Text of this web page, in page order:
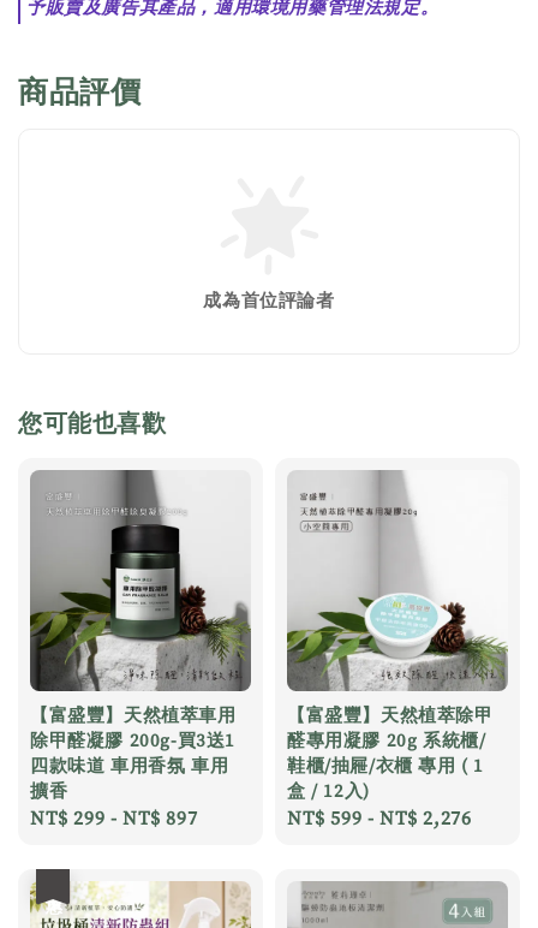
予販賣及廣告其產品，適用環境用藥管理法規定。
商品評價
成為首位評論者
您可能也喜歡
【富盛豐】天然植萃車用
除甲醛凝膠 200g-買3送1
四款味道 車用香氛 車用
擴香
Regular
NT$ 299 -NT$ 897
【富盛豐】天然植萃除甲
醛專用凝膠 20g 系統櫃/
鞋櫃/抽屜/衣櫃 專用 ( 1
盒 / 12入)
Regular
NT$ 599 -NT$ 2,276